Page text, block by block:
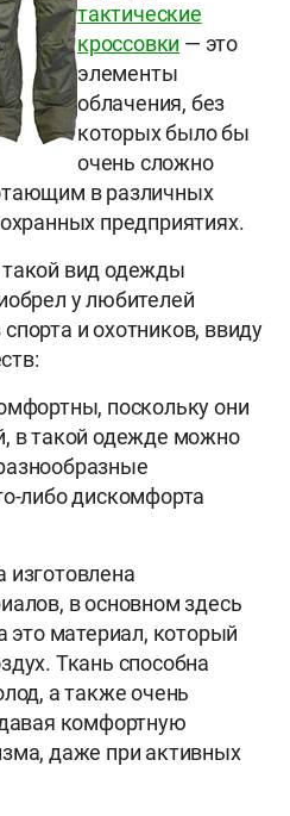
тактические
кроссовки — это
элементы
облачения, без
которых было бы
очень сложно
в различных
предприятиях.
вид одежды
у любителей
и охотников, ввиду
поскольку они
в такой одежде можно
либо дискомфорта
изготовлена
в основном здесь
это материал, который
Ткань способна
а также очень
комфортную
даже при активных